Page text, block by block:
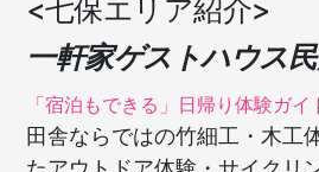
<七保エリア紹介>
一軒家ゲストハウス
「宿泊もできる」日帰り体験ガイ
田舎ならではの竹細工・木工